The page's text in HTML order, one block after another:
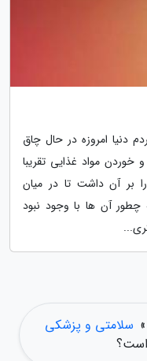
دنیا امروزه در حال چاق
مواد غذایی تقریبا
بر آن داشت تا در میان
چطور آن ها با وجود نبود
» سلامتی و پزشکی
است؟